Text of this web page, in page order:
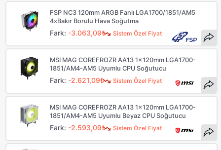
Sistem Özel Fiyat
FSP NC3 120mm ARGB Fanlı LGA1700/1851/AM5
4xBakır Borulu Hava Soğutma
Fark: -3.063,09₺
Sistem Özel Fiyat
MSI MAG COREFROZR AA13 1x120mm LGA1700-
1851/AM4-AM5 Uyumlu CPU Soğutucu
Fark: -2.621,09₺
Sistem Özel Fiyat
MSI MAG COREFROZR AA13 1x120mm LGA1700-
1851/AM4-AM5 Uyumlu Beyaz CPU Soğutucu
Fark: -2.593,09₺